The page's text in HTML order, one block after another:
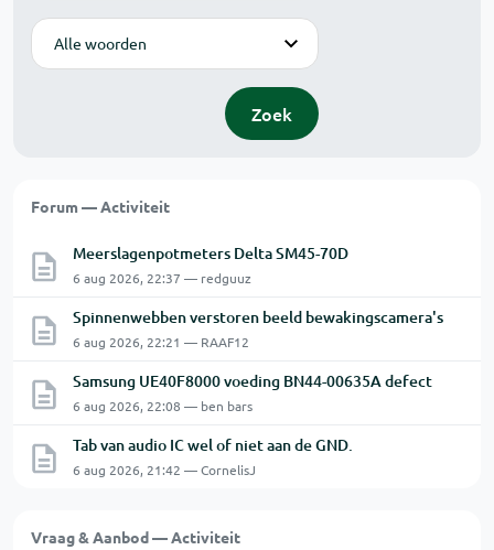
Modus
Zoek
Forum — Activiteit
Meerslagenpotmeters Delta SM45-70D
6 aug 2026, 22:37 — redguuz
Spinnenwebben verstoren beeld bewakingscamera's
6 aug 2026, 22:21 — RAAF12
Samsung UE40F8000 voeding BN44-00635A defect
6 aug 2026, 22:08 — ben bars
Tab van audio IC wel of niet aan de GND.
6 aug 2026, 21:42 — CornelisJ
Vraag & Aanbod — Activiteit